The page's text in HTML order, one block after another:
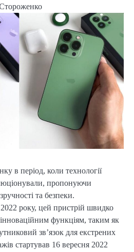
в період, коли технології
пропонуючи
та безпеки.
року, цей пристрій швидко
функціям, таким як
зв’язок для екстрених
стартував 16 вересня 2022